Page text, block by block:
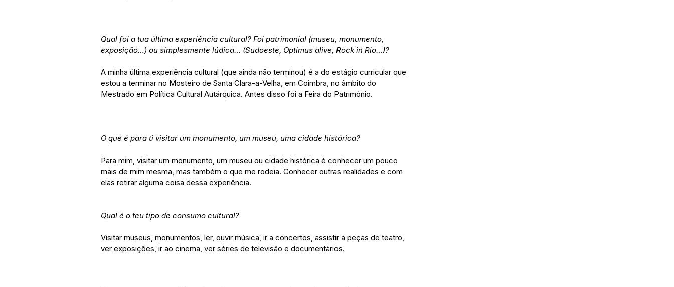
Qual foi a tua última experiência cultural? Foi patrimonial (museu, monumento,
exposição…) ou simplesmente lúdica… (Sudoeste, Optimus alive, Rock in Rio…)?
A minha última experiência cultural (que ainda não terminou) é a do estágio curricular que
estou a terminar no Mosteiro de Santa Clara-a-Velha, em Coimbra, no âmbito do
Mestrado em Política Cultural Autárquica. Antes disso foi a Feira do Património.
O que é para ti visitar um monumento, um museu, uma cidade histórica?
Para mim, visitar um monumento, um museu ou cidade histórica é conhecer um pouco
mais de mim mesma, mas também o que me rodeia. Conhecer outras realidades e com
elas retirar alguma coisa dessa experiência.
Qual é o teu tipo de consumo cultural?
Visitar museus, monumentos, ler, ouvir música, ir a concertos, assistir a peças de teatro,
ver exposições, ir ao cinema, ver séries de televisão e documentários.